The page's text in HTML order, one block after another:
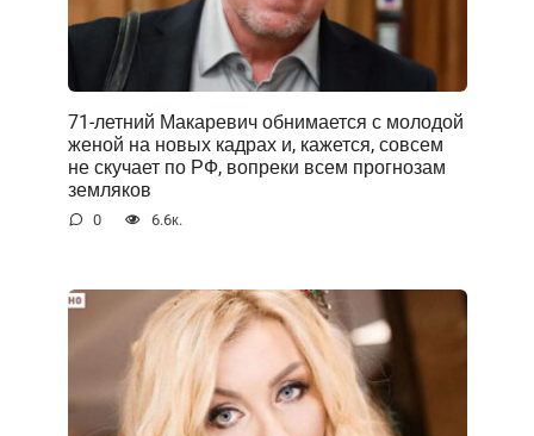
71-летний Макаревич обнимается с молодой
женой на новых кадрах и, кажется, совсем
не скучает по РФ, вопреки всем прогнозам
земляков
0 6.6к.